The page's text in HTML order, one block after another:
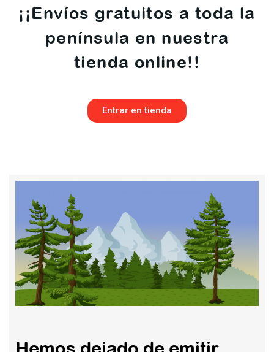
¡¡Envíos gratuitos a toda la
península en nuestra
tienda online!!
Entrar en tienda